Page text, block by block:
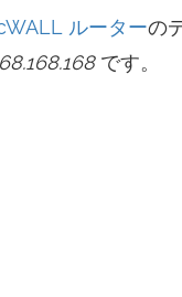
ルーターの
です。